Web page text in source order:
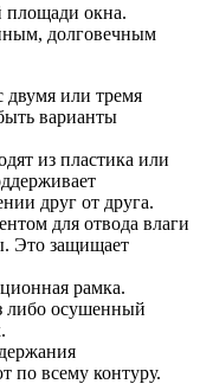
площади окна.
долговечным
двумя или тремя
варианты
из пластика или
друг от друга.
для отвода влаги
Это защищает
рамка.
либо осушенный
по всему контуру.